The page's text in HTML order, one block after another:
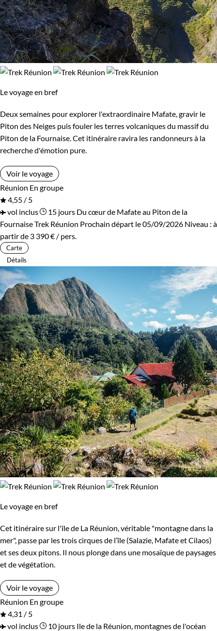
Âge des enfants
Les 10/13 ans Les 14/16 ans
Confort
Environnement
Bord de mer et îles
Volcans
Le voyage en bref
Deux semaines pour explorer l'extraordinaire Mafate, gravir le
Piton des Neiges puis fouler les terres volcaniques du massif du
Piton de la Fournaise. Cet itinéraire ravira les randonneurs à la
recherche d'émotion pure.
Voir le voyage
Réunion En groupe
4,55 / 5
vol inclus
15 jours Du cœur de Mafate au Piton de la
FournaiseTrek Réunion Prochain départ le 05/09/2026 Niveau : à
partir de 3 390 € / pers.
Carte
Détails
Le voyage en bref
Cet itinéraire sur l'île de La Réunion, véritable "montagne dans la
mer", passe par les trois cirques de l’île (Salazie, Mafate et Cilaos)
et ses deux pitons. Il nous plonge dans une mosaïque de paysages
et de végétation.
Voir le voyage
Réunion En groupe
4,31 / 5
vol inclus
10 jours Ile de la Réunion, montagnes de l'océan